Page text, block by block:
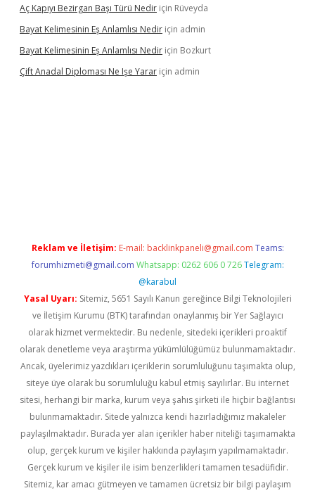
Aç Kapıyı Bezirgan Başı Türü Nedir için Rüveyda
Bayat Kelimesinin Eş Anlamlısı Nedir için admin
Bayat Kelimesinin Eş Anlamlısı Nedir için Bozkurt
Çift Anadal Diploması Ne Işe Yarar için admin
Reklam ve İletişim: E-mail: backlinkpaneli@gmail.com Teams:
forumhizmeti@gmail.com Whatsapp: 0262 606 0 726 Telegram:
@karabul
Yasal Uyarı: Sitemiz, 5651 Sayılı Kanun gereğince Bilgi Teknolojileri
ve İletişim Kurumu (BTK) tarafından onaylanmış bir Yer Sağlayıcı
olarak hizmet vermektedir. Bu nedenle, sitedeki içerikleri proaktif
olarak denetleme veya araştırma yükümlülüğümüz bulunmamaktadır.
Ancak, üyelerimiz yazdıkları içeriklerin sorumluluğunu taşımakta olup,
siteye üye olarak bu sorumluluğu kabul etmiş sayılırlar. Bu internet
sitesi, herhangi bir marka, kurum veya şahıs şirketi ile hiçbir bağlantısı
bulunmamaktadır. Sitede yalnızca kendi hazırladığımız makaleler
paylaşılmaktadır. Burada yer alan içerikler haber niteliği taşımamakta
olup, gerçek kurum ve kişiler hakkında paylaşım yapılmamaktadır.
Gerçek kurum ve kişiler ile isim benzerlikleri tamamen tesadüfidir.
Sitemiz, kar amacı gütmeyen ve tamamen ücretsiz bir bilgi paylaşım